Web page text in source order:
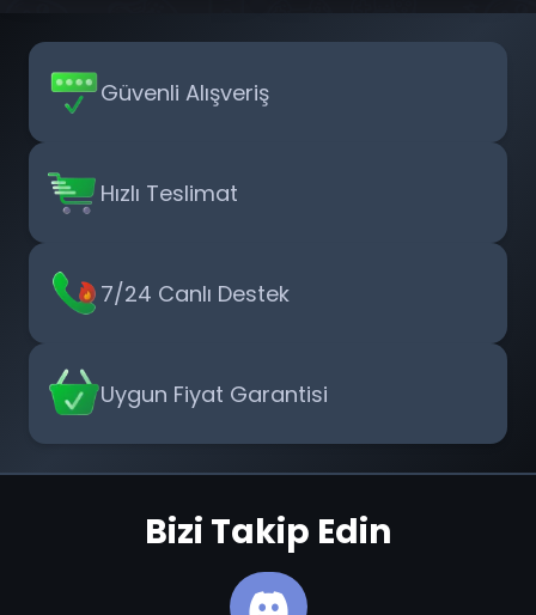
Güvenli Alışveriş
Hızlı Teslimat
7/24 Canlı Destek
Uygun Fiyat Garantisi
Bizi Takip Edin